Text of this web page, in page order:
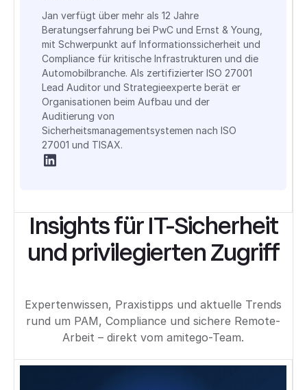
Jan verfügt über mehr als 12 Jahre
Beratungserfahrung bei PwC und Ernst & Young,
mit Schwerpunkt auf Informationssicherheit und
Compliance für kritische Infrastrukturen und die
Automobilbranche. Als zertifizierter ISO 27001
Lead Auditor und Strategieexperte berät er
Organisationen beim Aufbau und der
Auditierung von
Sicherheitsmanagementsystemen nach ISO
27001 und TISAX.
Insights für IT-Sicherheit
und privilegierten Zugriff
Expertenwissen, Praxistipps und aktuelle Trends
rund um PAM, Compliance und sichere Remote-
Arbeit – direkt vom amitego-Team.